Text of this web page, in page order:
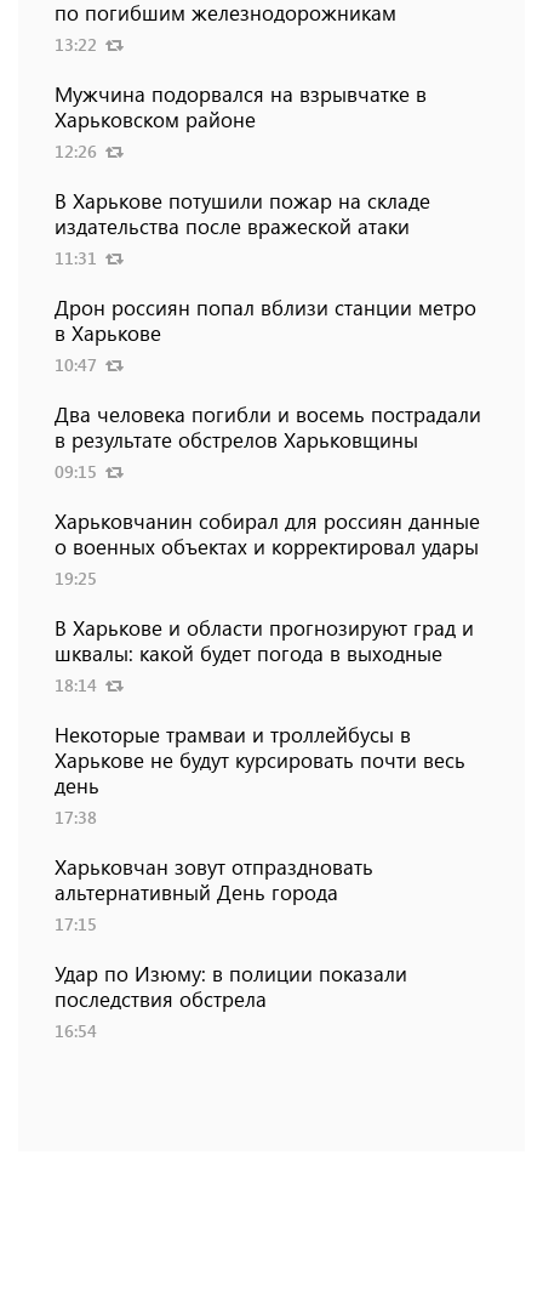
по погибшим железнодорожникам
13:22
Мужчина подорвался на взрывчатке в
Харьковском районе
12:26
В Харькове потушили пожар на складе
издательства после вражеской атаки
11:31
Дрон россиян попал вблизи станции метро
в Харькове
10:47
Два человека погибли и восемь пострадали
в результате обстрелов Харьковщины
09:15
Харьковчанин собирал для россиян данные
о военных объектах и ​​корректировал удары
19:25
В Харькове и области прогнозируют град и
шквалы: какой будет погода в выходные
18:14
Некоторые трамваи и троллейбусы в
Харькове не будут курсировать почти весь
день
17:38
Харьковчан зовут отпраздновать
альтернативный День города
17:15
Удар по Изюму: в полиции показали
последствия обстрела
16:54